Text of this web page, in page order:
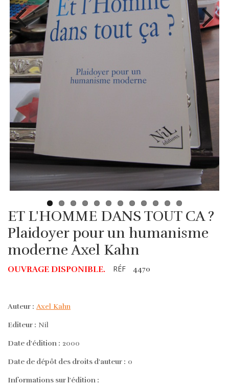
ET L'HOMME DANS TOUT CA ?
Plaidoyer pour un humanisme
moderne Axel Kahn
OUVRAGE DISPONIBLE. RÉF 4470
Auteur : Axel Kahn
Editeur : Nil
Date d'édition : 2000
Date de dépôt des droits d'auteur : 0
Informations sur l'édition :